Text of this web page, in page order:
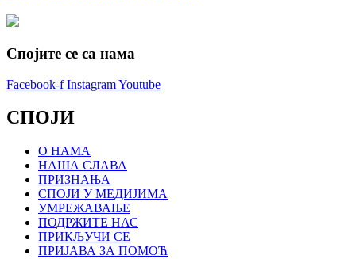
Спојите се са нама
Facebook-f InstagramYoutube
СПОЈИ
О НАМА
НАША СЛАВА
ПРИЗНАЊА
СПОЈИ У МЕДИЈИМА
УМРЕЖАВАЊЕ
ПОДРЖИТЕ НАС
ПРИКЉУЧИ СЕ
ПРИЈАВА ЗА ПОМОЋ